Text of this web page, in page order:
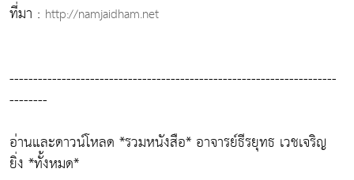
ที่มา : http://namjaidham.net
---------------------------------------------------------------------
--------
อ่านและดาวน์โหลด *รวมหนังสือ* อาจารย์ธีรยุทธ เวชเจริญ
ยิ่ง *ทั้งหมด*